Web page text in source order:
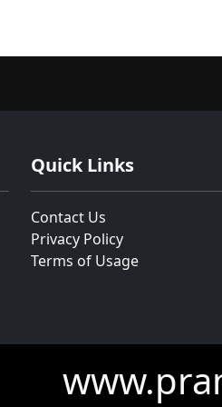
Quick Links
Contact Us
Privacy Policy
Terms of Usage